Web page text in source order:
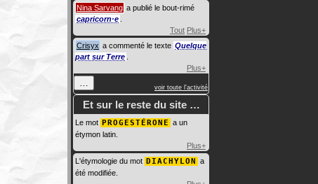
Nina Sarvang a publié le bout-rimé
capricorn·e
Tout Plus+
Crisyx a commenté le texte Quelque
part sur Terre
Plus+
… voir toute l'activité
Et sur le reste du site …
Le mot PROGESTÉRONE a un
étymon latin.
Plus+
L'étymologie du mot DIACHYLON a
été modifiée.